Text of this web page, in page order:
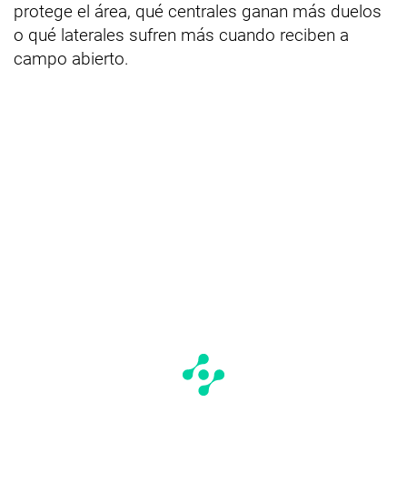
protege el área, qué centrales ganan más duelos
o qué laterales sufren más cuando reciben a
campo abierto.